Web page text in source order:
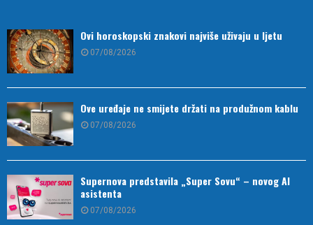
Ovi horoskopski znakovi najviše uživaju u ljetu
07/08/2026
Ove uređaje ne smijete držati na produžnom kablu
07/08/2026
Supernova predstavila „Super Sovu“ – novog AI
asistenta
07/08/2026